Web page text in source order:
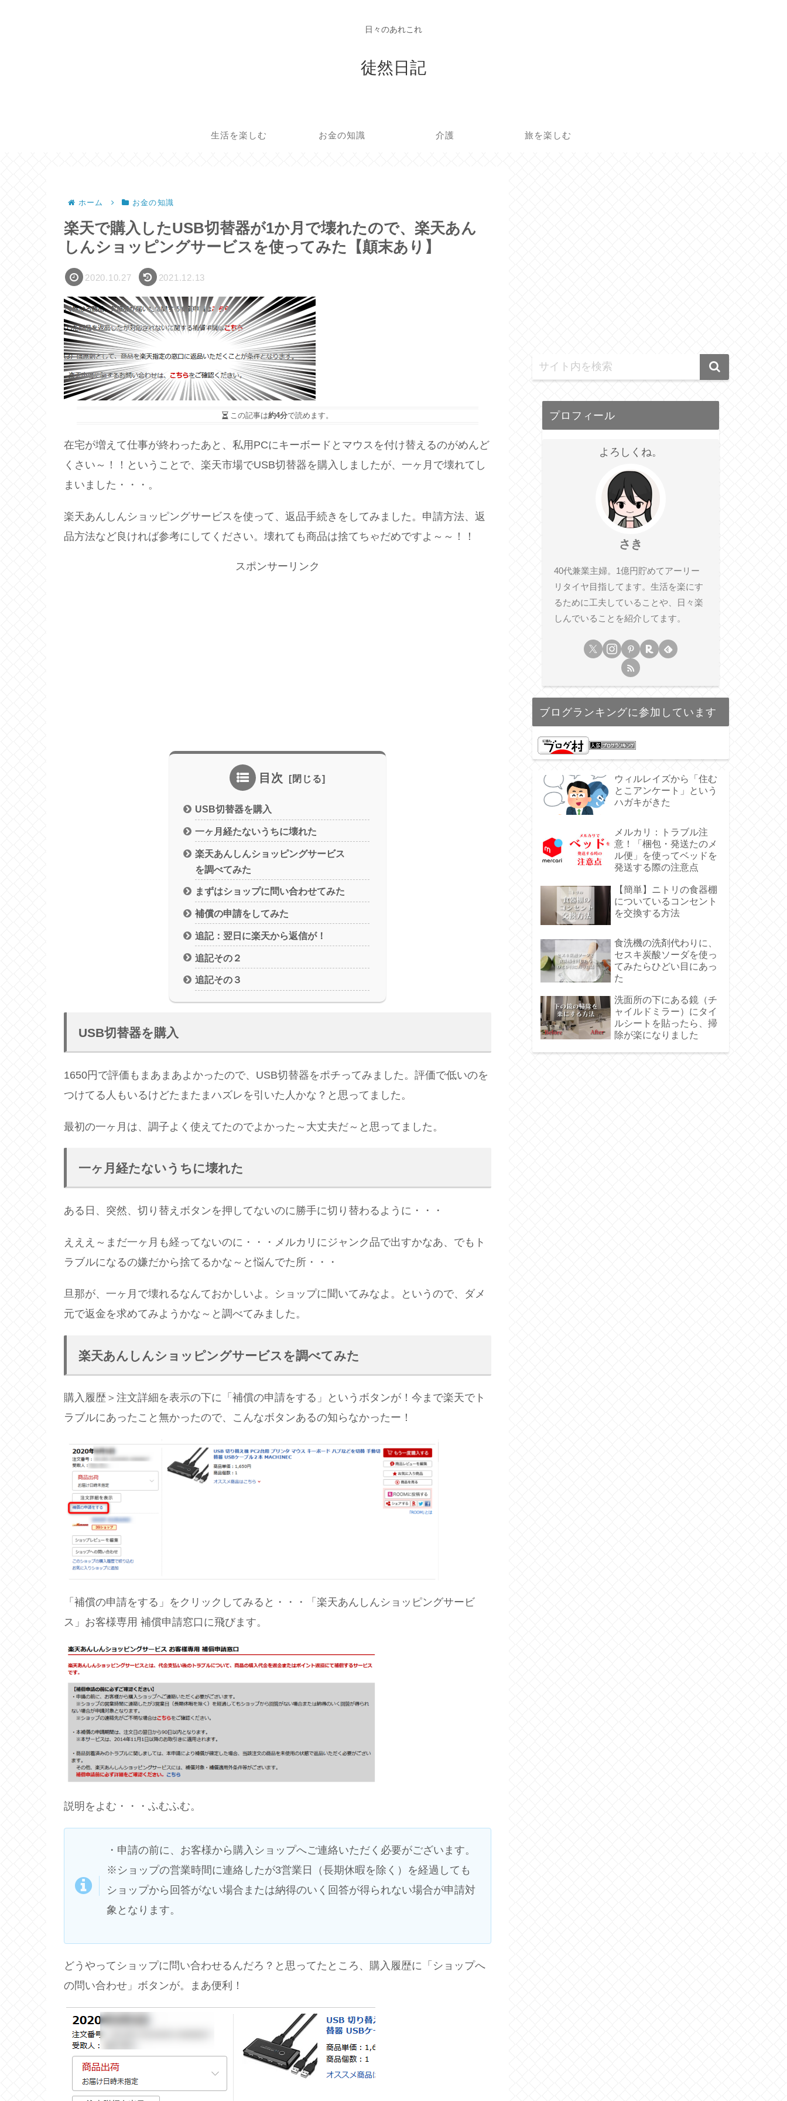
日々のあれこれ
徒然日記
生活を楽しむ お金の知識 介護 旅を楽しむ
ホーム お金の知識
楽天で購入したUSB切替器が1か月で壊れたので、楽天あん
しんショッピングサービスを使ってみた【顛末あり】
2020.10.27 2021.12.13
この記事は約4分で読めます。
在宅が増えて仕事が終わったあと、私用PCにキーボードとマウスを付け替えるのがめんど
くさい～！！ということで、楽天市場でUSB切替器を購入しましたが、一ヶ月で壊れてし
まいました・・・。
楽天あんしんショッピングサービスを使って、返品手続きをしてみました。申請方法、返
品方法など良ければ参考にしてください。壊れても商品は捨てちゃだめですよ～～！！
スポンサーリンク
目次
USB切替器を購入
一ヶ月経たないうちに壊れた
楽天あんしんショッピングサービス
を調べてみた
まずはショップに問い合わせてみた
補償の申請をしてみた
追記：翌日に楽天から返信が！
追記その２
追記その３
USB切替器を購入
1650円で評価もまあまあよかったので、USB切替器をポチってみました。評価で低いのを
つけてる人もいるけどたまたまハズレを引いた人かな？と思ってました。
最初の一ヶ月は、調子よく使えてたのでよかった～大丈夫だ～と思ってました。
一ヶ月経たないうちに壊れた
ある日、突然、切り替えボタンを押してないのに勝手に切り替わるように・・・
えええ～まだ一ヶ月も経ってないのに・・・メルカリにジャンク品で出すかなあ、でもト
ラブルになるの嫌だから捨てるかな～と悩んでた所・・・
旦那が、一ヶ月で壊れるなんておかしいよ。ショップに聞いてみなよ。というので、ダメ
元で返金を求めてみようかな～と調べてみました。
楽天あんしんショッピングサービスを調べてみた
購入履歴＞注文詳細を表示の下に「補償の申請をする」というボタンが！今まで楽天でト
ラブルにあったこと無かったので、こんなボタンあるの知らなかったー！
「補償の申請をする」をクリックしてみると・・・「楽天あんしんショッピングサービ
ス」お客様専用 補償申請窓口に飛びます。
説明をよむ・・・ふむふむ。
・申請の前に、お客様から購入ショップへご連絡いただく必要がございます。
※ショップの営業時間に連絡したが3営業日（長期休暇を除く）を経過しても
ショップから回答がない場合または納得のいく回答が得られない場合が申請対
象となります。
どうやってショップに問い合わせるんだろ？と思ってたところ、購入履歴に「ショップへ
の問い合わせ」ボタンが。まあ便利！
プロフィール
よろしくね。
さき
40代兼業主婦。1億円貯めてアーリー
リタイヤ目指してます。生活を楽にす
るために工夫していることや、日々楽
しんでいることを紹介してます。
ブログランキングに参加しています
ウィルレイズから「住む
とこアンケート」という
ハガキがきた
メルカリ：トラブル注
意！「梱包・発送たのメ
ル便」を使ってベッドを
発送する際の注意点
【簡単】ニトリの食器棚
についているコンセント
を交換する方法
食洗機の洗剤代わりに、
セスキ炭酸ソーダを使っ
てみたらひどい目にあっ
た
洗面所の下にある鏡（チ
ャイルドミラー）にタイ
ルシートを貼ったら、掃
除が楽になりました